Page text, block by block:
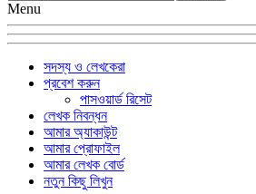
Menu
সদস্য ও লেখকেরা
প্রবেশ করুন
পাসওয়ার্ড রিসেট
লেখক নিবন্ধন
আমার অ্যাকাউন্ট
আমার প্রোফাইল
আমার লেখক বোর্ড
নতুন কিছু লিখুন